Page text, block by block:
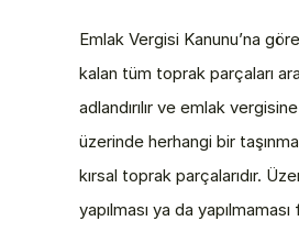
Emlak Vergisi Kanunu’na
kalan tüm toprak parçaları
adlandırılır ve emlak
üzerinde herhangi bir
kırsal toprak parçalarıdır.
yapılması ya da